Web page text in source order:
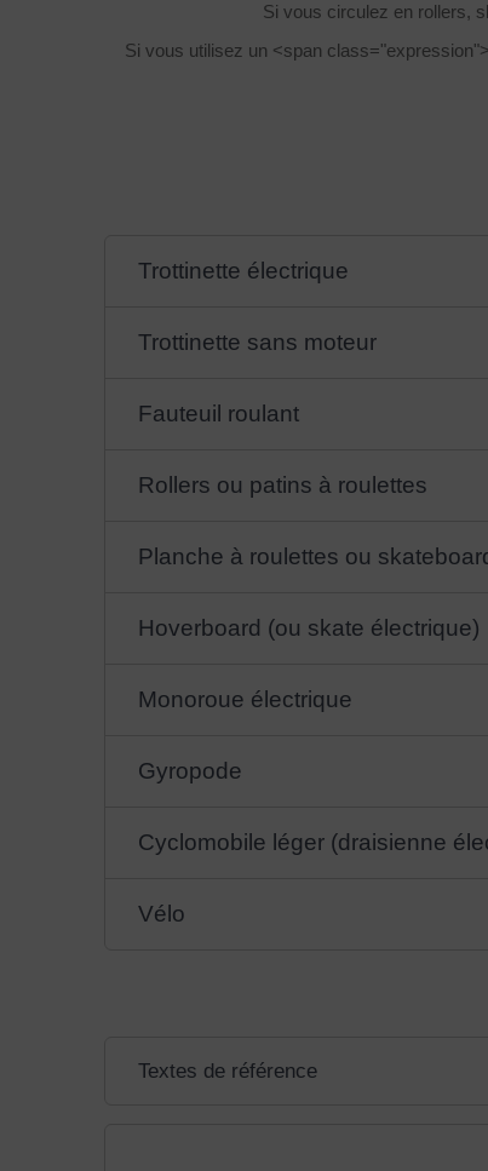
Si vous circulez en rollers,
Si vous utilisez un <span
Trottinette électrique
Trottinette sans moteur
Fauteuil roulant
Rollers ou patins à roulettes
Planche à roulettes ou
Hoverboard (ou skate électrique)
Monoroue électrique
Gyropode
Cyclomobile léger (draisienne
Vélo
Textes de référence